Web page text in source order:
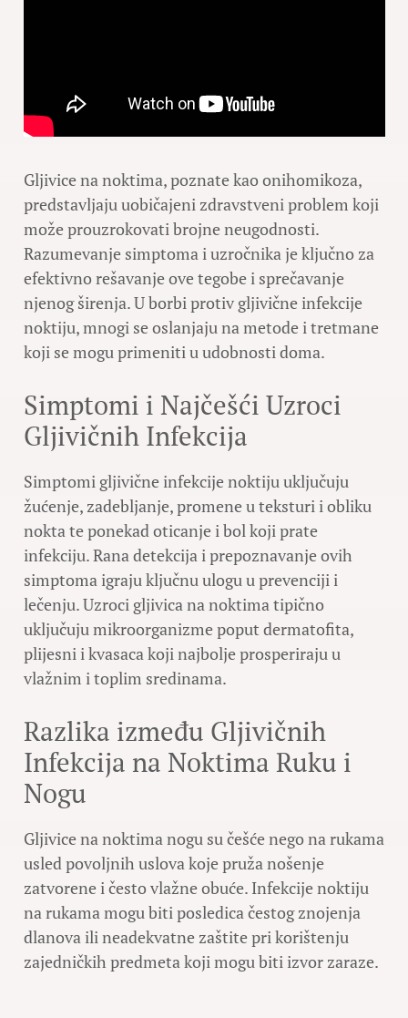
Gljivice na noktima, poznate kao onihomikoza,
predstavljaju uobičajeni zdravstveni problem koji
može prouzrokovati brojne neugodnosti.
Razumevanje simptoma i uzročnika je ključno za
efektivno rešavanje ove tegobe i sprečavanje
njenog širenja. U borbi protiv gljivične infekcije
noktiju, mnogi se oslanjaju na metode i tretmane
koji se mogu primeniti u udobnosti doma.
Simptomi i Najčešći Uzroci
Gljivičnih Infekcija
Simptomi gljivične infekcije noktiju uključuju
žućenje, zadebljanje, promene u teksturi i obliku
nokta te ponekad oticanje i bol koji prate
infekciju. Rana detekcija i prepoznavanje ovih
simptoma igraju ključnu ulogu u prevenciji i
lečenju. Uzroci gljivica na noktima tipično
uključuju mikroorganizme poput dermatofita,
plijesni i kvasaca koji najbolje prosperiraju u
vlažnim i toplim sredinama.
Razlika između Gljivičnih
Infekcija na Noktima Ruku i
Nogu
Gljivice na noktima nogu su češće nego na rukama
usled povoljnih uslova koje pruža nošenje
zatvorene i često vlažne obuće. Infekcije noktiju
na rukama mogu biti posledica čestog znojenja
dlanova ili neadekvatne zaštite pri korištenju
zajedničkih predmeta koji mogu biti izvor zaraze.